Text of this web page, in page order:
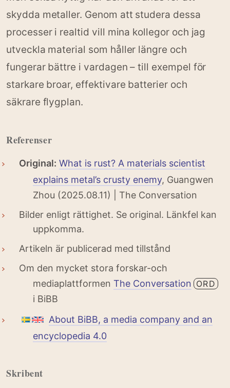
skydda metaller. Genom att studera dessa
processer i realtid vill mina kollegor och jag
utveckla material som håller längre och
fungerar bättre i vardagen – till exempel för
starkare broar, effektivare batterier och
säkrare flygplan.
Referenser
Original: What is rust? A materials scientist
explains metal’s crusty enemy, Guangwen
Zhou (2025.08.11) | The Conversation
Bilder enligt rättighet. Se original. Länkfel kan
uppkomma.
Artikeln är publicerad med tillstånd
Om den mycket stora forskar-och
mediaplattformen The Conversation ORD
i BiBB
About BiBB, a media company and an
encyclopedia 4.0
Skribent